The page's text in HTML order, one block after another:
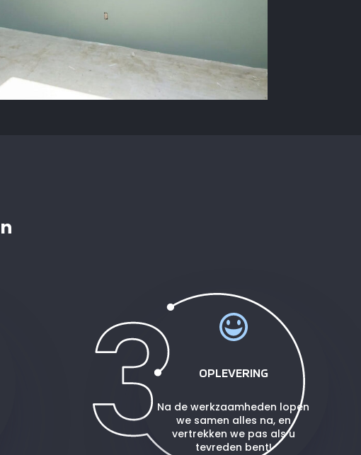
OPLEVERING
Na de werkzaamheden lopen
we samen alles na, en
vertrekken we pas als u
tevreden bent!